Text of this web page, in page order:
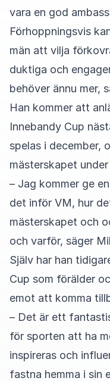
vara en god
Förhoppningsvis
män att vilja
duktiga och
behöver ännu mer,
Han kommer att
Innebandy Cup
spelas i december,
mästerskapet
– Jag kommer ge
det inför VM, hur
mästerskapet och
och varför, säger
Själv har han
Cup som förälder
emot att komma
– Det är ett
för sporten att ha
inspireras och
fastna hemma i sin